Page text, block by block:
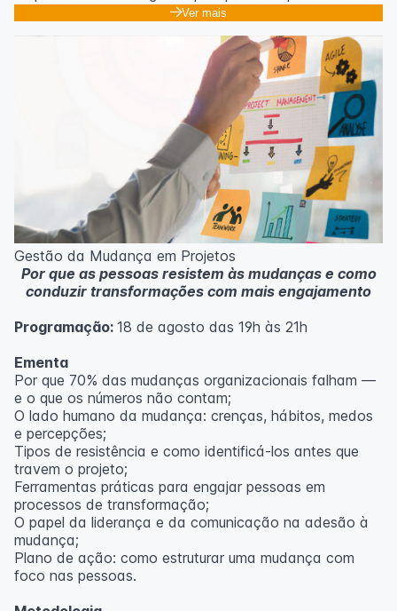
eficientes do mundo usam;
Introdução ao DMAIC: o roteiro para resolver
Ferramentas essenciais: 5 Porquês, Ishikawa e voz do
Casos práticos de melhoria em processos
administrativos e operacionais;
Próximos passos na jornada Lean Seis Sigma: do White
Metodologia
100% da carga horária do curso são realizadas com
aulas ao vivo.
As aulas podem ser assistidas por computador, celular
ou tablet.
Outras informações
inscritos serão avisados ​​antecipadamente.
O IPETEC reserva-se o direito de não realizar o curso
caso não atinja o número mínimo de 20 inscritos.
Professor(a):
Ver mais
Gestão da Mudança em Projetos
Por que as pessoas resistem às mudanças e como
conduzir transformações com mais engajamento
Programação: 18 de agosto das 19h às 21h
Ementa
Por que 70% das mudanças organizacionais falham —
e o que os números não contam;
O lado humano da mudança: crenças, hábitos, medos
e percepções;
Tipos de resistência e como identificá-los antes que
travem o projeto;
Ferramentas práticas para engajar pessoas em
processos de transformação;
O papel da liderança e da comunicação na adesão à
mudança;
Plano de ação: como estruturar uma mudança com
foco nas pessoas.